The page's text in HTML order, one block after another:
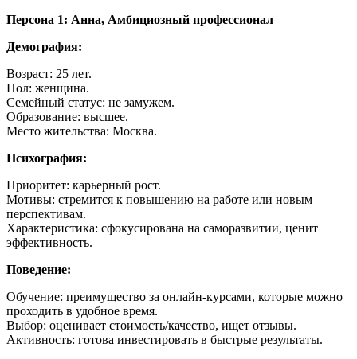
Персона 1: Анна, Амбициозный профессионал
Демография:
Возраст: 25 лет.
Пол: женщина.
Семейный статус: не замужем.
Образование: высшее.
Место жительства: Москва.
Психография:
Приоритет: карьерный рост.
Мотивы: стремится к повышению на работе или новым
перспективам.
Характеристика: сфокусирована на саморазвитии, ценит
эффективность.
Поведение:
Обучение: преимущество за онлайн-курсами, которые можно
проходить в удобное время.
Выбор: оценивает стоимость/качество, ищет отзывы.
Активность: готова инвестировать в быстрые результаты.